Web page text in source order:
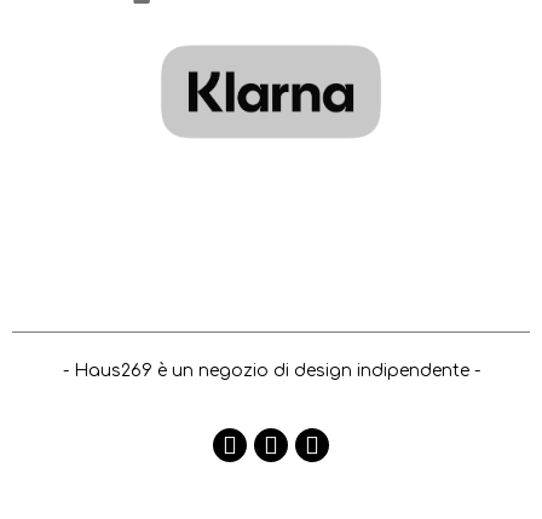
- Haus269 è un negozio di design indipendente -